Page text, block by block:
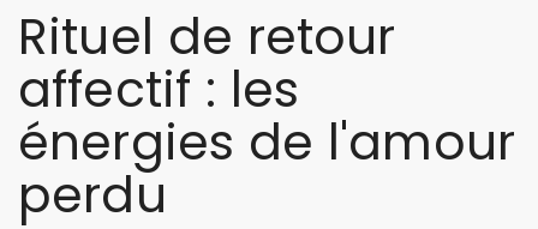
Rituel de retour
affectif : les
énergies de l'amour
perdu